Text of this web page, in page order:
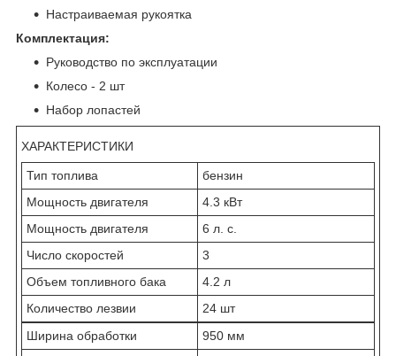
Настраиваемая рукоятка
Комплектация:
Руководство по эксплуатации
Колесо - 2 шт
Набор лопастей
ХАРАКТЕРИСТИКИ
Тип топлива
бензин
Мощность двигателя
4.3 кВт
Мощность двигателя
6 л. с.
Число скоростей
3
Объем топливного бака
4.2 л
Количество лезвии
24 шт
Ширина обработки
950 мм